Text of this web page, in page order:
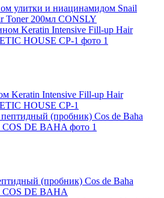
улитки и ниацинамидом Snail
Toner 200мл CONSLY
Keratin Intensive Fill-up Hair
HOUSE CP-1
(пробник) Cos de Baha
COS DE BAHA